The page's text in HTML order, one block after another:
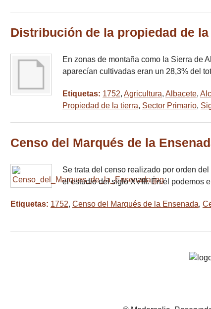
Distribución de la propiedad de
En zonas de montaña como la Sierra de
aparecían cultivadas eran un 28,3% del
Etiquetas: 1752, Agricultura, Albacete,
Propiedad de la tierra, Sector Primario,
Censo del Marqués de la
Se trata del censo realizado por orden
el estudio del siglo XVIII. En él podemos
Etiquetas: 1752, Censo del Marqués de la Ensenada,